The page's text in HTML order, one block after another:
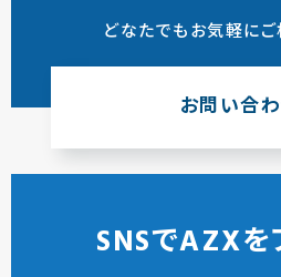
どなたでもお気軽に
お問い合
SNSでAZXを